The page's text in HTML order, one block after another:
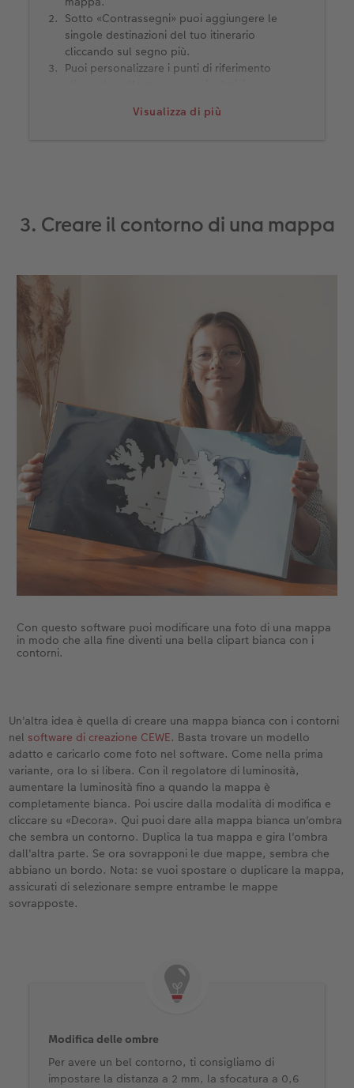
Visualizza di più
Sotto «Contrassegni» puoi aggiungere le
singole destinazioni del tuo itinerario
cliccando sul segno più.
Puoi personalizzare i punti di riferimento
clipart di linee che portano alle foto dei
3. Creare il contorno di una mappa
Con questo software puoi modificare una foto di una mappa
in modo che alla fine diventi una bella clipart bianca con i
contorni.
Un'altra idea è quella di creare una mappa bianca con i contorni
nel software di creazione CEWE. Basta trovare un modello
adatto e caricarlo come foto nel software. Come nella prima
variante, ora lo si libera. Con il regolatore di luminosità,
aumentare la luminosità fino a quando la mappa è
completamente bianca. Poi uscire dalla modalità di modifica e
cliccare su «Decora». Qui puoi dare alla mappa bianca un'ombra
che sembra un contorno. Duplica la tua mappa e gira l'ombra
dall'altra parte. Se ora sovrapponi le due mappe, sembra che
abbiano un bordo. Nota: se vuoi spostare o duplicare la mappa,
assicurati di selezionare sempre entrambe le mappe
sovrapposte.
Modifica delle ombre
Per avere un bel contorno, ti consigliamo di
impostare la distanza a 2 mm, la sfocatura a 0,6